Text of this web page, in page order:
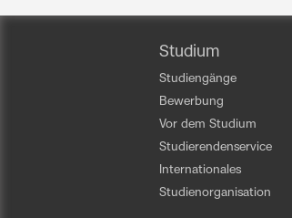
Studium
Studiengänge
Bewerbung
Vor dem Studium
Studierendenservice
Internationales
Studienorganisation